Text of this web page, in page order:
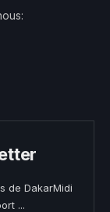
de DakarMidi
...